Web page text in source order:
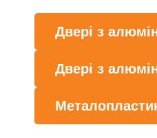
Двері з
Двері з